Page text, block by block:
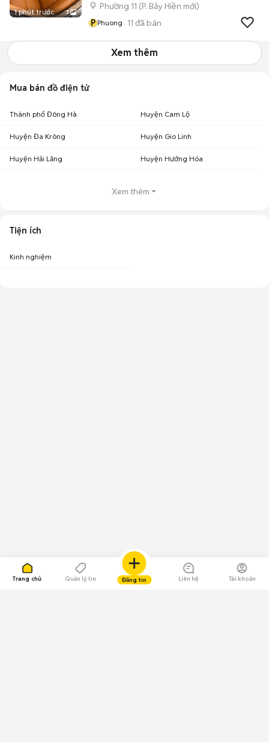
Trang chủ Quản lý tin Đăng tin Liên hệ Tài khoản
1 phút trước 7
Phường 11 (P. Bảy Hiền mới)
P Phuong 11 đã bán
Xem thêm
Mua bán đồ điện tử
Thành phố Đông Hà Huyện Cam Lộ
Huyện Đa Krông Huyện Gio Linh
Huyện Hải Lăng Huyện Hướng Hóa
Xem thêm
Tiện ích
Kinh nghiệm